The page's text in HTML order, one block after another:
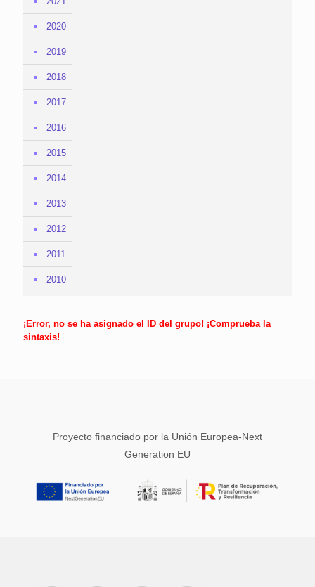
2020
2019
2018
2017
2016
2015
2014
2013
2012
2011
2010
¡Error, no se ha asignado el ID del grupo! ¡Comprueba la
sintaxis!
Proyecto financiado por la Unión Europea-Next
Generation EU